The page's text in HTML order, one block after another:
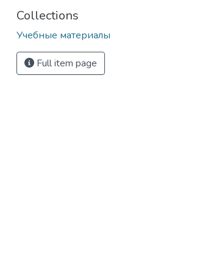
Collections
Учебные материалы
Full item page